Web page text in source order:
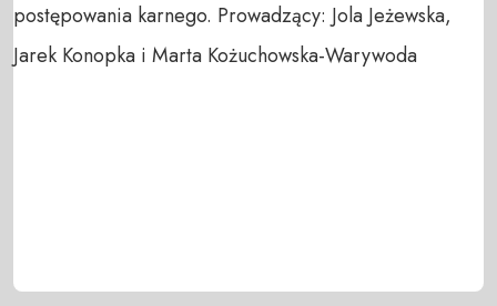
postępowania karnego. Prowadzący: Jola Jeżewska,
Jarek Konopka i Marta Kożuchowska-Warywoda